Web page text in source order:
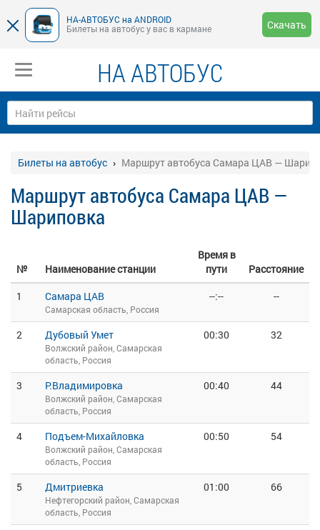
НА-АВТОБУС на ANDROID
Билеты на автобус у вас в кармане
Скачать
НА АВТОБУС
Билеты на автобус Маршрут автобуса Самара ЦАВ —
Маршрут автобуса Самара ЦАВ —
Шариповка
№ Наименование станции
Время в
пути
Расстояние
1
Самара ЦАВ
Самарская область, Россия
--:-- --
2 Дубовый Умет
Волжский район, Самарская
область, Россия
00:30 32
3 Р.Владимировка
Волжский район, Самарская
область, Россия
00:40 44
4 Подъем-Михайловка
Волжский район, Самарская
область, Россия
00:50 54
5 Дмитриевка
Нефтегорский район, Самарская
область, Россия
01:00 66